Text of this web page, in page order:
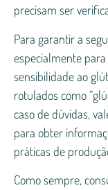
precisam ser
Para garantir a
especialmente para
sensibilidade ao
rotulados como
caso de dúvidas,
para obter
práticas de
Como sempre,